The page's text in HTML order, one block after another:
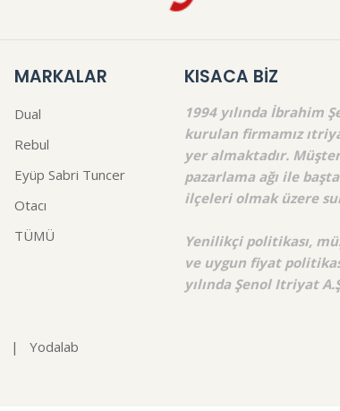
MARKALAR
Dual
Rebul
Eyüp Sabri Tuncer
Otacı
TÜMÜ
KISACA BİZ
1994 yılında İbrahim
kurulan firmamız
yer almaktadır.
pazarlama ağı ile
ilçeleri olmak üzere
Yenilikçi politikası,
ve uygun fiyat
yılında Şenol Itriyat
| Yodalab